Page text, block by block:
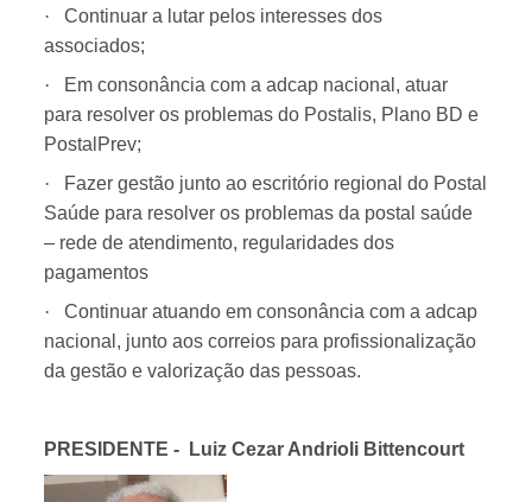
·
Continuar a lutar pelos interesses dos
associados;
·
Em consonância com a adcap nacional, atuar
para resolver os problemas do Postalis, Plano BD e
PostalPrev;
·
Fazer gestão junto ao escritório regional do Postal
Saúde para resolver os problemas da postal saúde
– rede de atendimento, regularidades dos
pagamentos
·
Continuar atuando em consonância com a adcap
nacional, junto aos correios para profissionalização
da gestão e valorização das pessoas.
PRESIDENTE - Luiz Cezar Andrioli Bittencourt